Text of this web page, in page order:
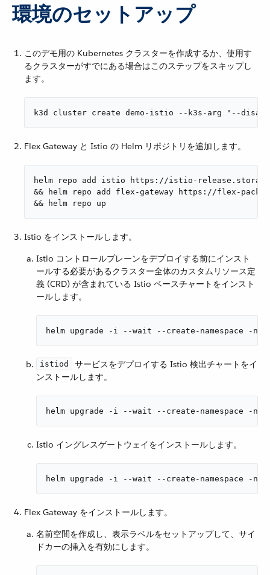
環境のセットアップ
このデモ用の Kubernetes クラスターを作成するか、使用す
るクラスターがすでにある場合はこのステップをスキップし
ます。
k3d cluster create demo-istio --k3s-arg "--
Flex Gateway と Istio の Helm リポジトリを追加します。
helm repo add istio https://istio-
&& helm repo add flex-gateway https://flex-
&& helm repo up
Istio をインストールします。
Istio コントロールプレーンをデプロイする前にインスト
ールする必要があるクラスター全体のカスタムリソース定
義 (CRD) が含まれている Istio ベースチャートをインスト
ールします。
helm upgrade -i --wait --create-namespace -
istiod
​ サービスをデプロイする Istio 検出チャートをイ
ンストールします。
helm upgrade -i --wait --create-namespace
Istio イングレスゲートウェイをインストールします。
helm upgrade -i --wait --create-namespace -
Flex Gateway をインストールします。
名前空間を作成し、表示ラベルをセットアップして、サイ
ドカーの挿入を有効にします。